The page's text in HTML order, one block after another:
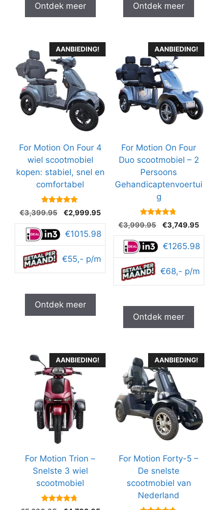
Ontdek meer Ontdek meer
AANBIEDING!
For Motion On Four 4
wiel scootmobiel
kopen: stabiel, snel en
comfortabel
van 5
€3,399.95
Oorspronkelijke
prijs
was:
€2,999.95Huidige
prijs
is:
€2,999.95.
€1015.98
€55,- p/m
Ontdek meer
AANBIEDING!
For Motion On Four
Duo scootmobiel – 2
Persoons
Gehandicaptenvoertui
g
4.6
van 5
€3,999.95
Oorspronkelijke
prijs
was:
€3,749.95
prijs
is:
€1265.98
€68,- p/m
Ontdek meer
AANBIEDING!
For Motion Trion –
Snelste 3 wiel
scootmobiel
4.6
AANBIEDING!
For Motion Forty-5 –
De snelste
scootmobiel van
Nederland